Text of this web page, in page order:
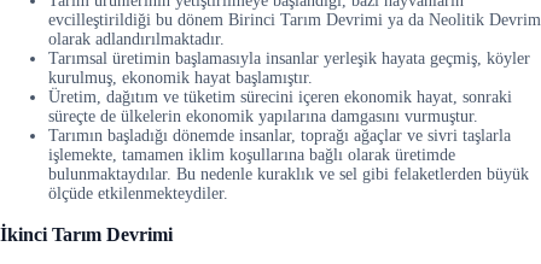
evcilleştirildiği bu dönem Birinci Tarım Devrimi ya da Neolitik Devrim
olarak adlandırılmaktadır.
Tarımsal üretimin başlamasıyla insanlar yerleşik hayata geçmiş, köyler
kurulmuş, ekonomik hayat başlamıştır.
Üretim, dağıtım ve tüketim sürecini içeren ekonomik hayat, sonraki
süreçte de ülkelerin ekonomik yapılarına damgasını vurmuştur.
Tarımın başladığı dönemde insanlar, toprağı ağaçlar ve sivri taşlarla
işlemekte, tamamen iklim koşullarına bağlı olarak üretimde
bulunmaktaydılar. Bu nedenle kuraklık ve sel gibi felaketlerden büyük
ölçüde etkilenmekteydiler.
İkinci Tarım Devrimi